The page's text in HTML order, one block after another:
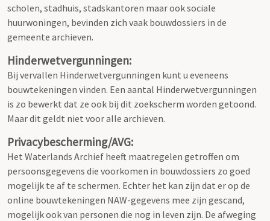
scholen, stadhuis, stadskantoren maar ook sociale
huurwoningen, bevinden zich vaak bouwdossiers in de
gemeente archieven.
Hinderwetvergunningen:
Bij vervallen Hinderwetvergunningen kunt u eveneens
bouwtekeningen vinden. Een aantal Hinderwetvergunningen
is zo bewerkt dat ze ook bij dit zoekscherm worden getoond.
Maar dit geldt niet voor alle archieven.
Privacybescherming/AVG:
Het Waterlands Archief heeft maatregelen getroffen om
persoonsgegevens die voorkomen in bouwdossiers zo goed
mogelijk te af te schermen. Echter het kan zijn dat er op de
online bouwtekeningen NAW-gegevens mee zijn gescand,
mogelijk ook van personen die nog in leven zijn. De afweging